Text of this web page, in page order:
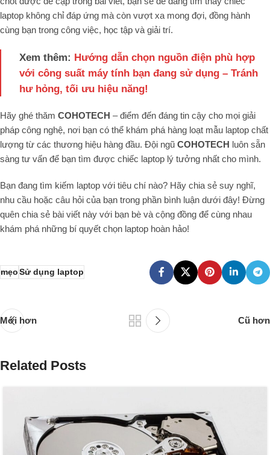
laptop không chỉ đáp ứng mà còn vượt xa mong đợi, đồng hành
cùng bạn trong công việc, học tập và giải trí.
Xem thêm: Hướng dẫn chọn nguồn điện phù hợp
với công suất máy tính bạn đang sử dụng – Tránh
hư hỏng, tối ưu hiệu năng!
Hãy ghé thăm COHOTECH – điểm đến đáng tin cậy cho mọi giải
pháp công nghệ, nơi bạn có thể khám phá hàng loạt mẫu laptop chất
lượng từ các thương hiệu hàng đầu. Đội ngũ COHOTECH luôn sẵn
sàng tư vấn để bạn tìm được chiếc laptop lý tưởng nhất cho mình.
Bạn đang tìm kiếm laptop với tiêu chí nào? Hãy chia sẻ suy nghĩ,
nhu cầu hoặc câu hỏi của bạn trong phần bình luận dưới đây! Đừng
quên chia sẻ bài viết này với bạn bè và cộng đồng để cùng nhau
khám phá những bí quyết chọn laptop hoàn hảo!
mẹo Sử dụng laptop
Mới hơn Cũ hơn
Related Posts